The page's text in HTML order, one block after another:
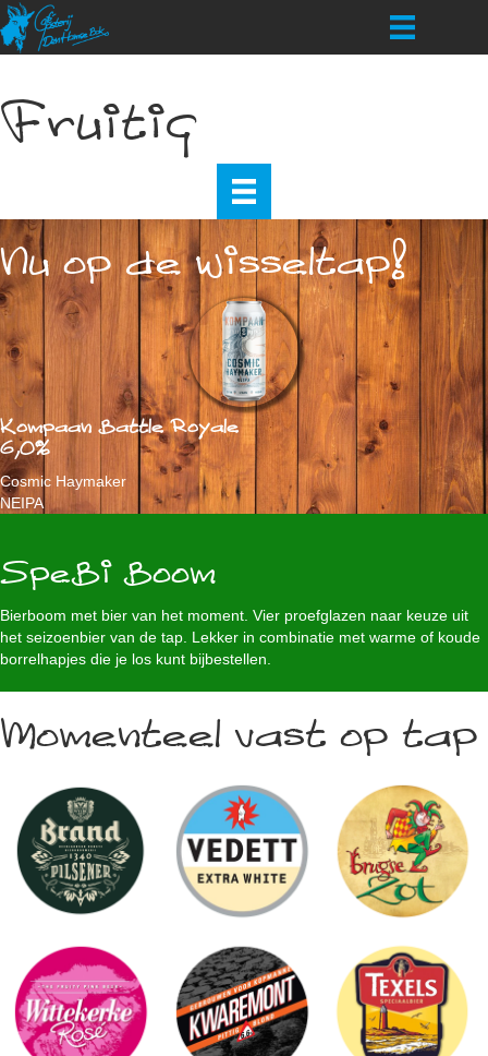
Fruitig
Nu op de wisseltap!
Kompaan Battle Royale
6,0%
Cosmic Haymaker
NEIPA
SpeBi Boom
Bierboom met bier van het moment. Vier proefglazen naar keuze uit
het seizoenbier van de tap. Lekker in combinatie met warme of koude
borrelhapjes die je los kunt bijbestellen.
Momenteel vast op tap